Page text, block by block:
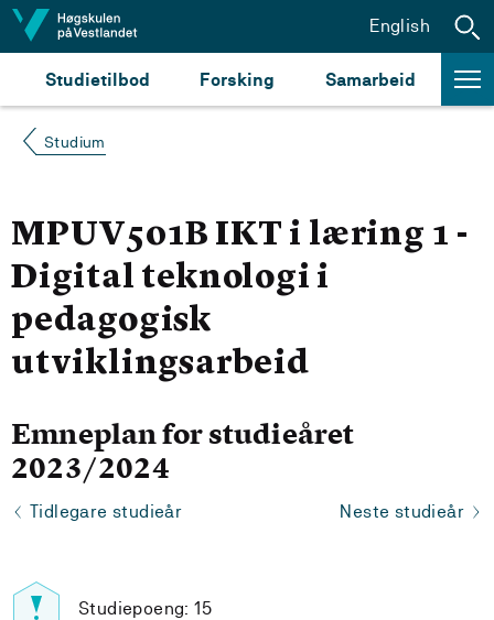
Hopp til innhald
Studietilbod Forsking Samarbeid
English
Studium
MPUV501B IKT i læring 1 -
Digital teknologi i
pedagogisk
utviklingsarbeid
Emneplan for studieåret
2023/2024
Tidlegare studieår Neste studieår
Studiepoeng: 15